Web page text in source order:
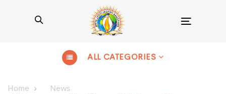
ALL CATEGORIES
Home News